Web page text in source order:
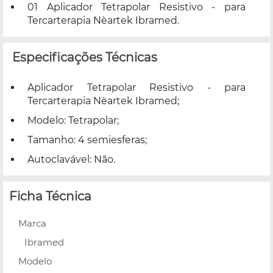
01 Aplicador Tetrapolar Resistivo - para
Tercarterapia Nèartek Ibramed.
Especificações Técnicas
Aplicador Tetrapolar Resistivo - para
Tercarterapia Nèartek Ibramed;
Modelo: Tetrapolar;
Tamanho: 4 semiesferas;
Autoclavável: Não.
Ficha Técnica
Marca
Ibramed
Modelo